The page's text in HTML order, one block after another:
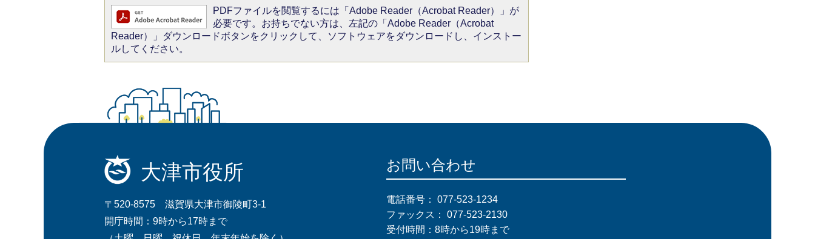
PDFファイルを閲覧するには「Adobe Reader（Acrobat Reader）」が
必要です。お持ちでない方は、左記の「Adobe Reader（Acrobat
Reader）」ダウンロードボタンをクリックして、ソフトウェアをダウンロードし、インストー
ルしてください。
大津市役所
〒520-8575 滋賀県大津市御陵町3-1
開庁時間：9時から17時まで
お問い合わせ
電話番号： 077-523-1234
ファックス： 077-523-2130
受付時間：8時から19時まで